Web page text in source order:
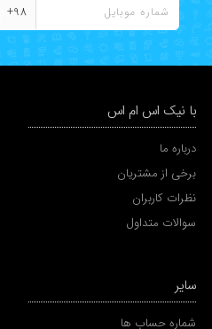
+98
با نیک اس ام اس
درباره ما
برخی از مشتریان
نظرات کاربران
سوالات متداول
سایر
شماره حساب ها